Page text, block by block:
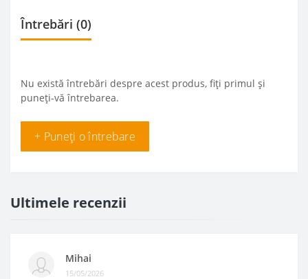
Întrebări (0)
Nu există întrebări despre acest produs, fiți primul și
puneți-vă întrebarea.
+ Puneți o întrebare
Ultimele recenzii
Mihai
15/05/2026